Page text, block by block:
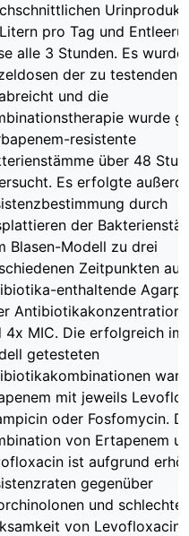
pro Tag und
alle 3 Stunden. Es
der zu testenden
und die
wurde
resistente
über 48
Es erfolgte
durch
der
Blasen-Modell zu drei
Zeitpunkten auf
enthaltende
Antibiotikakonzentration
4x MIC. Die erfolgreich im
getesteten
mit jeweils
oder Fosfomycin.
von Ertapenem
ist aufgrund
gegenüber
und
von Levofloxacin